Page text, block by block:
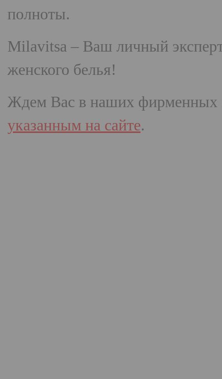
полноты.
Milavitsa – Ваш личный
женского белья!
Ждем Вас в наших фирменных
указанным на сайте.